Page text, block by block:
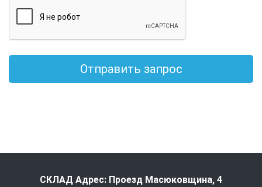
Отправить запрос
СКЛАД Адрес: Проезд Масюковщина, 4